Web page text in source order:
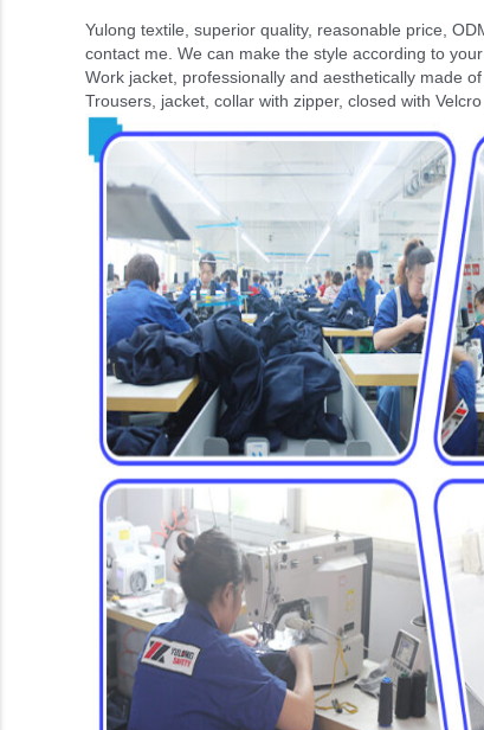
Yulong textile, superior quality, reasonable price,
contact me. We can make the style according to
Work jacket, professionally and aesthetically made
Trousers, jacket, collar with zipper, closed with